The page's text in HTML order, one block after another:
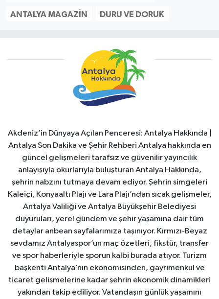
ANTALYA MAGAZIN DURU VE DORUK
Akdeniz’in Dünyaya Açılan Penceresi: Antalya Hakkında |
Antalya Son Dakika ve Şehir Rehberi Antalya hakkında en
güncel gelişmeleri tarafsız ve güvenilir yayıncılık
anlayışıyla okurlarıyla buluşturan Antalya Hakkında,
şehrin nabzını tutmaya devam ediyor. Şehrin simgeleri
Kaleiçi, Konyaaltı Plajı ve Lara Plajı’ndan sıcak gelişmeler,
Antalya Valiliği ve Antalya Büyükşehir Belediyesi
duyuruları, yerel gündem ve şehir yaşamına dair tüm
detaylar anbean sayfalarımıza taşınıyor. Kırmızı-Beyaz
sevdamız Antalyaspor’un maç özetleri, fikstür, transfer
ve spor haberleriyle sporun kalbi burada atıyor. Turizm
başkenti Antalya’nın ekonomisinden, gayrimenkul ve
ticaret gelişmelerine kadar şehrin ekonomik dinamikleri
yakından takip ediliyor. Vatandaşın günlük yaşamını